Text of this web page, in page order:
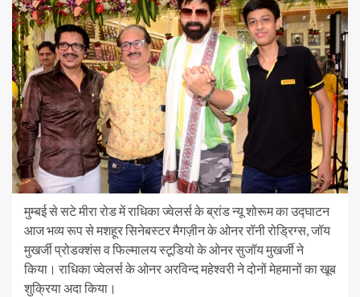
मुम्बई से सटे मीरा रोड में राधिका ज्वेलर्स के ब्रांड न्यू शोरूम का उद्घाटन
आज भव्य रूप से मशहूर सिनेबस्टर मैगज़ीन के ओनर रॉनी रोड्रिग्स, जॉय
मुखर्जी प्रोडक्शंस व फिल्मालय स्टूडियो के ओनर सुजॉय मुखर्जी ने
किया। राधिका ज्वेलर्स के ओनर अरविन्द महेश्वरी ने दोनों मेहमानों का खूब
शुक्रिया अदा किया।